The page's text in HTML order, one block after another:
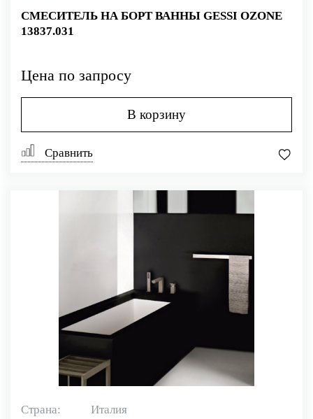
СМЕСИТЕЛЬ НА БОРТ ВАННЫ GESSI OZONE
13837.031
Цена по запросу
В корзину
Сравнить
Страна:
Италия